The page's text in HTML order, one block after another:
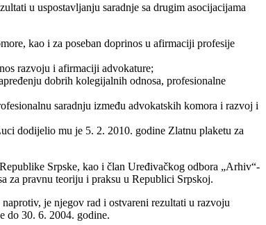
u uspostavljanju saradnje sa drugim asocijacijama
kao i za poseban doprinos u afirmaciji profesije
razvoju i afirmaciji advokature;
dobrih kolegijalnih odnosa, profesionalne
saradnju između advokatskih komora i razvoj i
dodijelio mu je 5. 2. 2010. godine Zlatnu plaketu za
Srpske, kao i član Uređivačkog odbora „Arhiv“-
za pravnu teoriju i praksu u Republici Srpskoj.
je njegov rad i ostvareni rezultati u razvoju
do 30. 6. 2004. godine.